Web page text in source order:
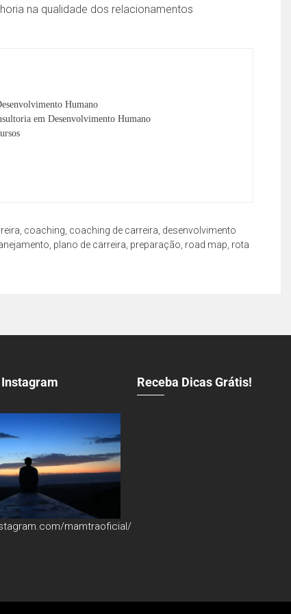
na qualidade dos relacionamentos
Humano
em Desenvolvimento Humano
coaching coaching de carreira desenvolvimento
plano de carreira preparação road map rota
mamtraoficial/
Receba Dicas Grátis!